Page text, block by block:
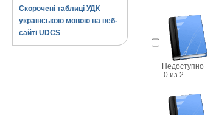
Скорочені таблиці УДК
українською мовою на веб-
сайті UDCS
Недоступно
0 из 2